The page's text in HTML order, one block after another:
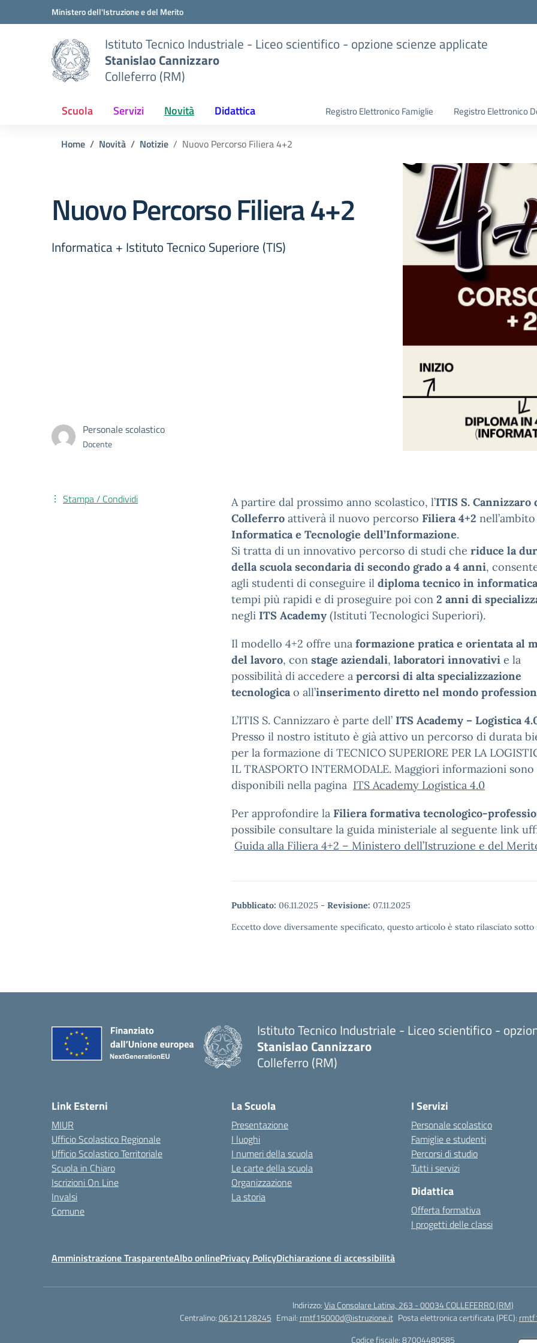
Vai ai contenuti
Vai al menu di navigazioneMinistero dell'Istruzione e del Merito
Istituto Tecnico Industriale - Liceo scientifico - opzione scienze applicate
Stanislao Cannizzaro
Colleferro (RM)
Scuola Servizi Novità Didattica Registro Elettronico Famiglie Registro Elettronico
Home Novità Notizie Nuovo Percorso Filiera 4+2
Nuovo Percorso Filiera 4+2
Informatica + Istituto Tecnico Superiore (TIS)
Personale scolastico
Docente
A partire dal prossimo anno scolastico, l’ITIS S. Cannizzaro
Colleferro attiverà il nuovo percorso Filiera 4+2 nell’ambito
Informatica e Tecnologie dell’Informazione.
Si tratta di un innovativo percorso di studi che riduce la
della scuola secondaria di secondo grado a 4 anni,
agli studenti di conseguire il diploma tecnico in informatica
tempi più rapidi e di proseguire poi con 2 anni di
negli ITS Academy (Istituti Tecnologici Superiori).
Il modello 4+2 offre una formazione pratica e orientata al
del lavoro, con stage aziendali, laboratori innovativi e la
possibilità di accedere a percorsi di alta specializzazione
tecnologicao all’inserimento diretto nel mondo
L’ITIS S. Cannizzaro è parte dell’ ITS Academy – Logistica
Presso il nostro istituto è già attivo un percorso di durata
per la formazione di TECNICO SUPERIORE PER LA
IL TRASPORTO INTERMODALE. Maggiori informazioni sono
disponibili nella pagina ITS Academy Logistica 4.0
Per approfondire la Filiera formativa tecnologico-
possibile consultare la guida ministeriale al seguente link
Guida alla Filiera 4+2 – Ministero dell’Istruzione e del
Pubblicato: 06.11.2025 - Revisione: 07.11.2025
Eccetto dove diversamente specificato, questo articolo è stato rilasciato
Stampa / Condividi
Istituto Tecnico Industriale - Liceo scientifico -
Stanislao Cannizzaro
Colleferro (RM)
Link Esterni
MIUR
Ufficio Scolastico Regionale
Ufficio Scolastico Territoriale
Scuola in Chiaro
Iscrizioni On Line
Invalsi
Comune
La Scuola
Presentazione
I luoghi
I numeri della scuola
Le carte della scuola
Organizzazione
La storia
I Servizi
Personale scolastico
Famiglie e studenti
Percorsi di studio
Tutti i servizi
Didattica
Offerta formativa
I progetti delle classi
Amministrazione TrasparenteAlbo onlinePrivacy PolicyDichiarazione di accessibilità
Indirizzo:Via Consolare Latina, 263 - 00034 COLLEFERRO (RM)
Centralino:06121128245 Email: rmtf15000d@istruzione.it Posta elettronica certificata (PEC):
Codice fiscale: 87004480585